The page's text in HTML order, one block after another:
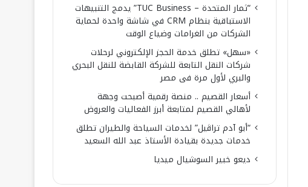
“ثمار المتحدة – TUC Business” يدمج التنبيهات
الاستباقية بنظام CRM في شاشة واحدة لحماية
الشركات من الغرامات وضياع الوقت
«سهل» تطلق خدمة الحجز الإلكتروني لرحلات
شركات النقل التابعة للشركة القابضة للنقل البحري
والبري لأول مرة فى مصر
أسعار القصيم .. منصة رقمية أصبحت وجهة
لأهالي القصيم لمتابعة أبرز الفعاليات والعروض
“أبو آدم تراڤيل” لخدمات السياحة والطيران تطلق
خدمات جديدة بقيادة الأستاذ عبد الله السعيد
ديعو خبير السوشيال ميديا